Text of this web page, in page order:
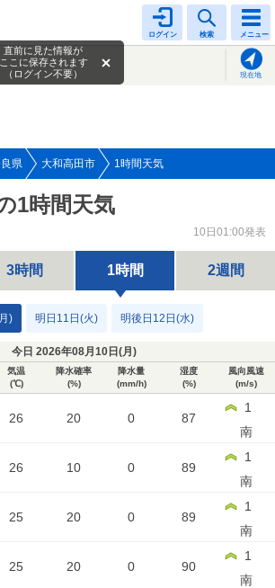
ログイン 検索 メニュー
現在地
直前に見た情報が
ここに保存されます
（ログイン不要）
県 大和高田市 1時間天気
1時間天気
10日01:00発表
3時間 1時間 2週間
) 明日11日(火) 明後日12日(水)
今日 2026年08月10日(月 )
気温
(℃)
降水確率
(%)
降水量
(mm/h)
湿度
(%)
風向風速
(m/s)
26 20 0 87
1
南
26 10 0 89
1
南
25 20 0 89
1
南
25 20 0 90
1
南